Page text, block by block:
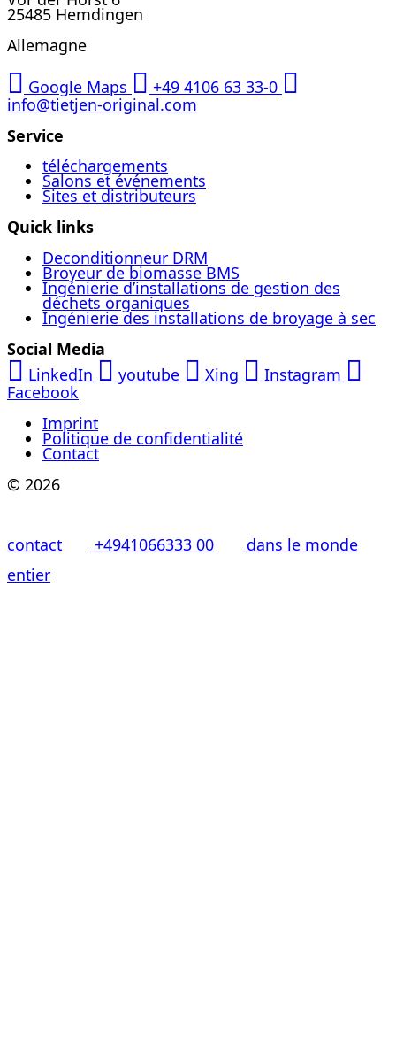
25485 Hemdingen
Allemagne
Google Maps
+49 4106 63 33-0
info@tietjen-original.com
Service
téléchargements
Salons et événements
Sites et distributeurs
Quick links
Deconditionneur DRM
Broyeur de biomasse BMS
Ingénierie d’installations de gestion des
déchets organiques
Ingénierie des installations de broyage à sec
Social Media
LinkedIn
youtube Xing
Instagram
Facebook
Imprint
Politique de confidentialité
Contact
© 2026
contact +4941066333 00
dans le monde
entier